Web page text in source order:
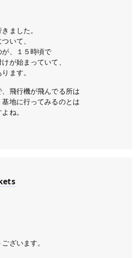
ました。
いて、
、１５時頃で
が始まっていて、
ます。
飛行機が飛んでる所は
地に行ってみるのとは
ね。
ざいます。